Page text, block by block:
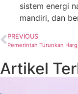
sistem energi
mandiri, dan
PREVIOUS
Artikel